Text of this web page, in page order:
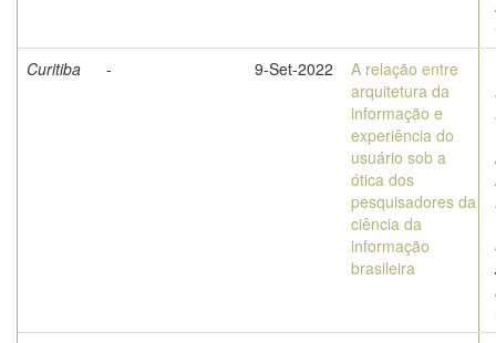
Curitiba
- 9-Set-2022
A relação entre
arquitetura da
informação e
experiência do
usuário sob a
ótica dos
pesquisadores da
ciência da
informação
brasileira